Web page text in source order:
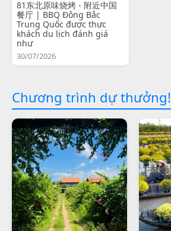
81东北原味烧烤 - 附近中国
餐厅 | BBQ Đông Bắc
Trung Quốc được thực
khách du lịch đánh giá
như
30/07/2026
Chương trình dự thưởng!